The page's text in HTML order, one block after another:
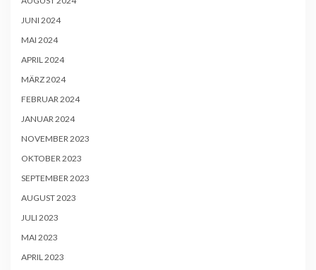
JUNI 2024
MAI 2024
APRIL 2024
MÄRZ 2024
FEBRUAR 2024
JANUAR 2024
NOVEMBER 2023
OKTOBER 2023
SEPTEMBER 2023
AUGUST 2023
JULI 2023
MAI 2023
APRIL 2023